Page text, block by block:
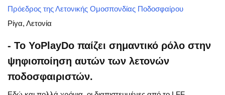
Πρόεδρος της Λετονικής Ομοσπονδίας Ποδοσφαίρου
Ρίγα, Λετονία
- Το YoPlayDo παίζει σημαντικό ρόλο στην
ψηφιοποίηση αυτών των λετονών
ποδοσφαιριστών.